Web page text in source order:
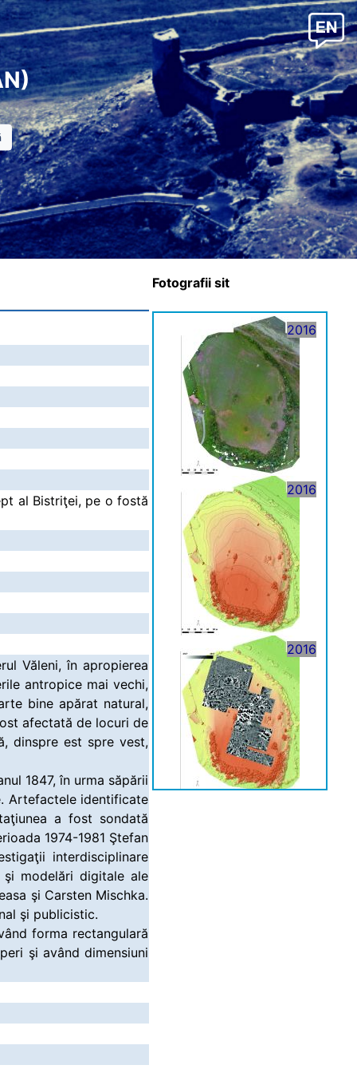
al Bistriţei, pe o fostă
Văleni, în apropierea
antropice mai vechi,
bine apărat natural,
afectată de locuri de
dinspre est spre vest,
1847, în urma săpării
Artefactele identificate
a fost sondată
1974-1981 Ştefan
interdisciplinare
modelări digitale ale
şi Carsten Mischka.
şi publicistic.
forma rectangulară
şi având dimensiuni
Fotografii sit
2016
2016
2016